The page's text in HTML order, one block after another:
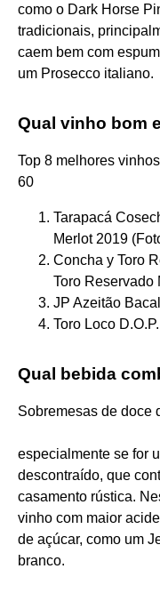
como o Dark Horse
tradicionais,
caem bem com
um Prosecco italiano.
Qual vinho bom
Top 8 melhores
60
Tarapacá
Merlot 2019
Concha y Toro
Toro Reservado
JP Azeitão
Toro Loco
Qual bebida
Sobremesas de doce
especialmente se for
descontraído, que
casamento rústica.
vinho com maior
de açúcar, como um
branco.